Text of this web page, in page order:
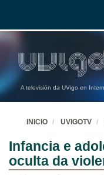
A televisión da UVigo en
INICIO UVIGOTV
Infancia e
oculta da